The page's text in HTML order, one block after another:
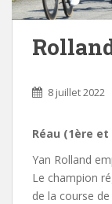
8 juillet 2022
Réau (1ère
Yan Rolland
Le champion
de la course